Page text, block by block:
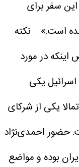
سفر برای
است.»
نکته
در مورد
یکی
یکی از شرکای
حضور احمدی‌نژاد
بوده و مواضع